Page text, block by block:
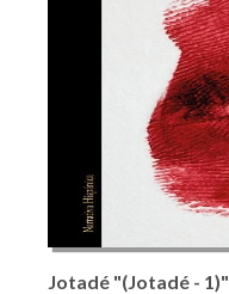
Jotadé "(Jotadé - 1)"